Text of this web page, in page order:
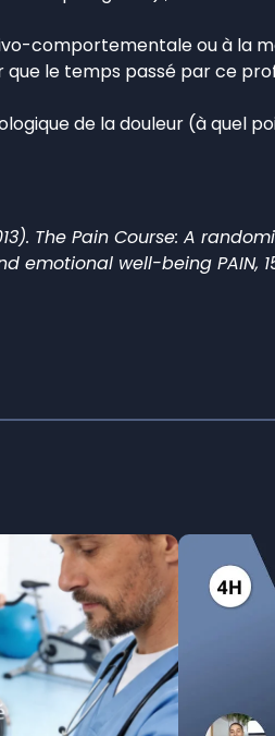
comportementale ou à la
le temps passé par ce
de la douleur (à quel
The Pain Course: A
well-being PAIN,